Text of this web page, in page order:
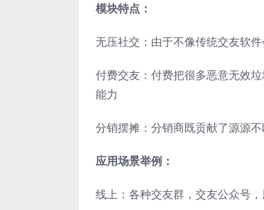
模块特点：
无压社交：由于不像传统交友软
付费交友：付费把很多恶意无效
能力
分销摆摊：分销商既贡献了源源
应用场景举例：
线上：各种交友群，交友公众号